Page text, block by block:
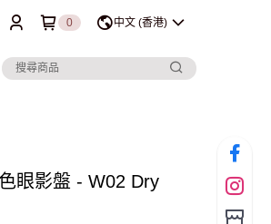
0 中文 (香港)
眼影盤 - W02 Dry